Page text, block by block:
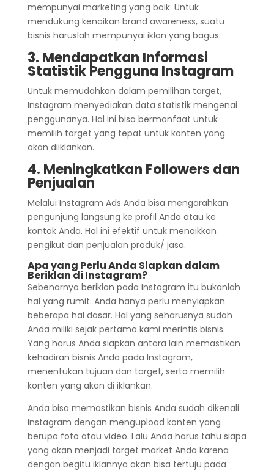
mempunyai marketing yang baik. Untuk
mendukung kenaikan brand awareness, suatu
bisnis haruslah mempunyai iklan yang bagus.
3. Mendapatkan Informasi
Statistik Pengguna Instagram
Untuk memudahkan dalam pemilihan target,
Instagram menyediakan data statistik mengenai
penggunanya. Hal ini bisa bermanfaat untuk
memilih target yang tepat untuk konten yang
akan diiklankan.
4. Meningkatkan Followers dan
Penjualan
Melalui Instagram Ads Anda bisa mengarahkan
pengunjung langsung ke profil Anda atau ke
kontak Anda. Hal ini efektif untuk menaikkan
pengikut dan penjualan produk/ jasa.
Apa yang Perlu Anda Siapkan dalam
Beriklan di Instagram?
Sebenarnya beriklan pada Instagram itu bukanlah
hal yang rumit. Anda hanya perlu menyiapkan
beberapa hal dasar. Hal yang seharusnya sudah
Anda miliki sejak pertama kami merintis bisnis.
Yang harus Anda siapkan antara lain memastikan
kehadiran bisnis Anda pada Instagram,
menentukan tujuan dan target, serta memilih
konten yang akan di iklankan.
Anda bisa memastikan bisnis Anda sudah dikenali
Instagram dengan mengupload konten yang
berupa foto atau video. Lalu Anda harus tahu siapa
yang akan menjadi target market Anda karena
dengan begitu iklannya akan bisa tertuju pada